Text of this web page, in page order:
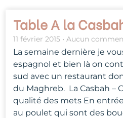
Table A la
11 février 2015 Aucun
La semaine dernière je
espagnol et bien là on
sud avec un restaurant
du Maghreb. La Casbah –
qualité des mets En
au poulet qui sont des